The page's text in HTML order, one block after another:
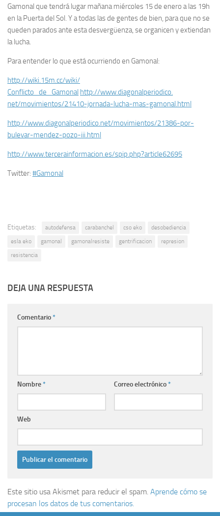
Gamonal que tendrá lugar mañana miércoles 15 de enero a las 19h
en la Puerta del Sol. Y a todas las de gentes de bien, para que no se
queden parados ante esta desvergüenza, se organicen y extiendan
la lucha.
Para entender lo que está ocurriendo en Gamonal:
http://wiki.15m.cc/wiki/
Conflicto_de_Gamonal http://www.diagonalperiodico.
net/movimientos/21410-jornada-lucha-mas-gamonal.html
http://www.diagonalperiodico.net/movimientos/21386-por-
bulevar-mendez-pozo-iii.html
http://www.tercerainformacion.es/spip.php?article62695
Twitter: #Gamonal
Etiquetas: autodefensa carabanchel cso eko
desobediencia
esla eko
gamonal gamonalresiste gentrificacion
represion
resistencia
DEJA UNA RESPUESTA
Comentario*
Nombre* Correo electrónico*
Web
Este sitio usa Akismet para reducir el spam. Aprende cómo se
procesan los datos de tus comentarios.